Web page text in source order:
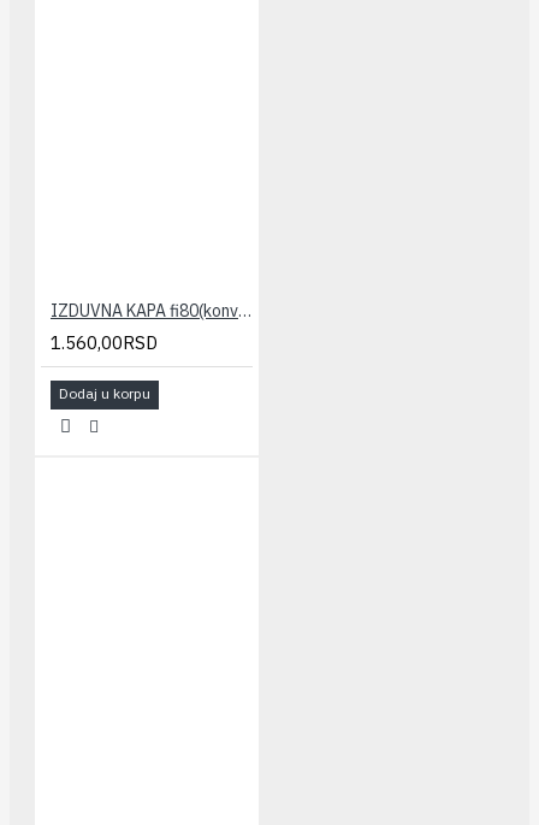
IZDUVNA KAPA fi80(konvenc) STABILE
1.560,00RSD
Dodaj u korpu